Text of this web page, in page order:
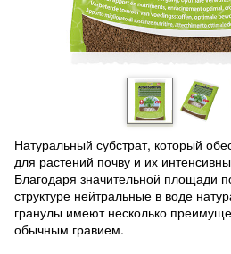
Натуральный субстрат, который
для растений почву и их
Благодаря значительной площади
структуре нейтральные в воде
гранулы имеют несколько
обычным гравием.